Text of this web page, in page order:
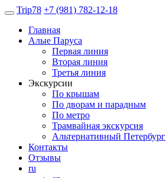
Trip78 +7 (981) 782-12-18
Главная
Алые Паруса
Первая линия
Вторая линия
Третья линия
Экскурсии
По крышам
По дворам и парадным
По метро
Трамвайная экскурсия
Альтернативный Петербург
Контакты
Отзывы
ru